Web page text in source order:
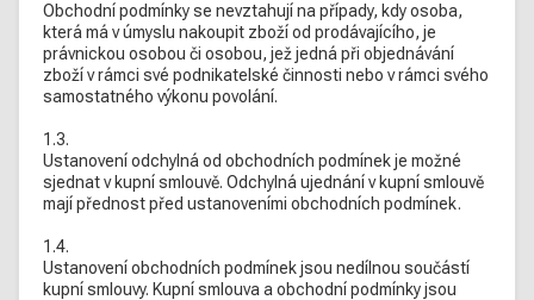
Obchodní podmínky se nevztahují na případy, kdy osoba,
která má v úmyslu nakoupit zboží od prodávajícího, je
právnickou osobou či osobou, jež jedná při objednávání
zboží v rámci své podnikatelské činnosti nebo v rámci svého
samostatného výkonu povolání.
1.3.
Ustanovení odchylná od obchodních podmínek je možné
sjednat v kupní smlouvě. Odchylná ujednání v kupní smlouvě
mají přednost před ustanoveními obchodních podmínek.
1.4.
Ustanovení obchodních podmínek jsou nedílnou součástí
kupní smlouvy. Kupní smlouva a obchodní podmínky jsou